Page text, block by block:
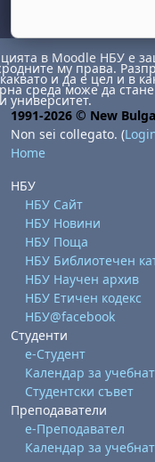
в Moodle НБУ е
му права.
и да е цел и в
среда може да
университет.
1991-2026 © New
Non sei collegato. (
Home
НБУ
НБУ Сайт
НБУ Новини
НБУ Поща
НБУ Библиотечен
НБУ Научен архив
НБУ Етичен кодекс
НБУ@facebook
Студенти
е-Студент
Календар за
Студентски съвет
Преподаватели
е-Преподавател
Календар за